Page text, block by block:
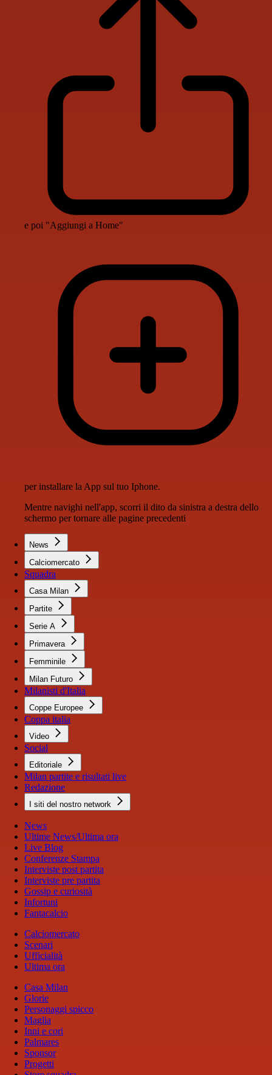
e poi "Aggiungi a Home"
per installare la App sul tuo Iphone.
Mentre navighi nell'app, scorri il dito da sinistra a destra dello
schermo per tornare alle pagine precedenti
News
Calciomercato
Squadra
Casa Milan
Partite
Serie A
Primavera
Femminile
Milan Futuro
Milanisti d'Italia
Coppe Europee
Coppa italia
Video
Social
Editoriale
Milan partite e risultati live
Redazione
I siti del nostro network
News
Ultime News/Ultima ora
Live Blog
Conferenze Stampa
Interviste post partita
Interviste pre partita
Gossip e curiosità
Infortuni
Fantacalcio
Calciomercato
Scenari
Ufficialità
Ultima ora
Casa Milan
Glorie
Personaggi spicco
Maglia
Inni e cori
Palmares
Sponsor
Progetti